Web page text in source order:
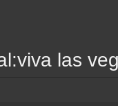
las